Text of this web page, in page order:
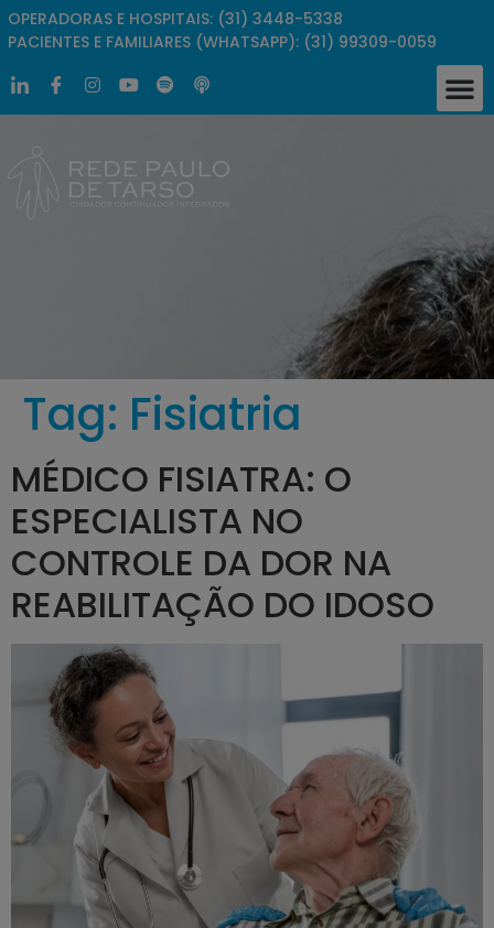
OPERADORAS E HOSPITAIS: (31) 3448-5338
PACIENTES E FAMILIARES (WHATSAPP): (31) 99309-0059
Tag: Fisiatria
MÉDICO FISIATRA: O
ESPECIALISTA NO
CONTROLE DA DOR NA
REABILITAÇÃO DO IDOSO